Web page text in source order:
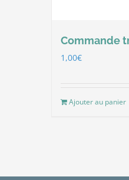
Commande
1,00€
Ajouter au panier